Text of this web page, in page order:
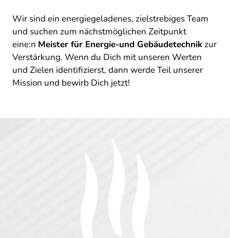
Wir sind ein energiegeladenes, zielstrebiges Team
und suchen zum nächstmöglichen Zeitpunkt
eine:n Meister für Energie-und Gebäudetechnik zur
Verstärkung. Wenn du Dich mit unseren Werten
und Zielen identifizierst, dann werde Teil unserer
Mission und bewirb Dich jetzt!